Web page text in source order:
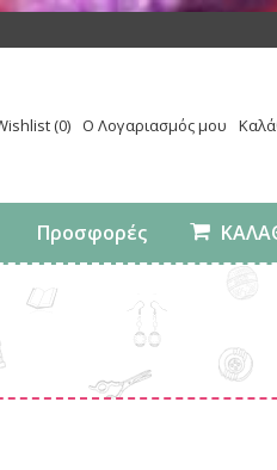
(0) Ο Λογαριασμός μου
Προσφορές